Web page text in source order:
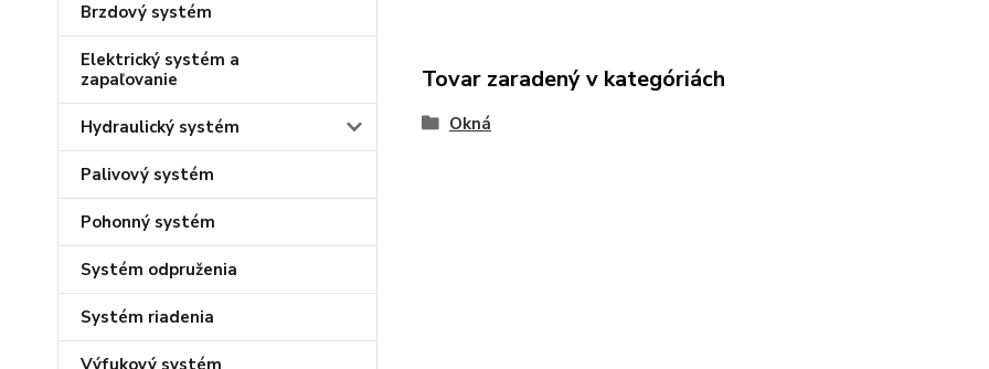
Brzdový systém
Elektrický systém a
zapaľovanie
Hydraulický systém
Palivový systém
Pohonný systém
Systém odpruženia
Systém riadenia
Tovar zaradený v kategóriách
Okná